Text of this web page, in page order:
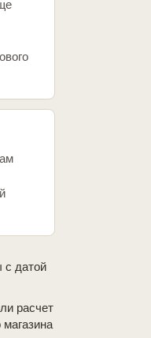
с датой
расчет